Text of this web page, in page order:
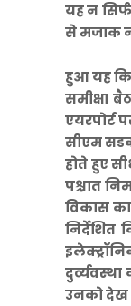
यह न
से मजाक
हुआ यह कि
समीक्षा
एयरपोर्ट
सीएम
होते हुए
पश्चात
विकास
निर्देशित
उनको देख